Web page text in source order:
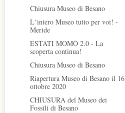
Chiusura Museo di Besano
L‘intero Museo tutto per voi! -
Meride
ESTATI MOMÒ 2.0 - La
scoperta continua!
Chiusura Museo di Besano
Riapertura Museo di Besano il 16
ottobre 2020
CHIUSURA del Museo dei
Fossili di Besano